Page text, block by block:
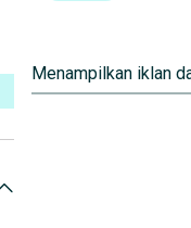
Menampilkan iklan